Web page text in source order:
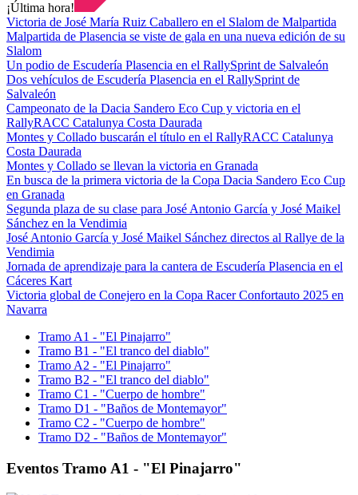
¡Última hora!
Victoria de José María Ruiz Caballero en el Slalom de Malpartida
Malpartida de Plasencia se viste de gala en una nueva edición de su
Slalom
Un podio de Escudería Plasencia en el RallySprint de Salvaleón
Dos vehículos de Escudería Plasencia en el RallySprint de
Salvaleón
Campeonato de la Dacia Sandero Eco Cup y victoria en el
RallyRACC Catalunya Costa Daurada
Montes y Collado buscarán el título en el RallyRACC Catalunya
Costa Daurada
Montes y Collado se llevan la victoria en Granada
En busca de la primera victoria de la Copa Dacia Sandero Eco Cup
en Granada
Segunda plaza de su clase para José Antonio García y José Maikel
Sánchez en la Vendimia
José Antonio García y José Maikel Sánchez directos al Rallye de la
Vendimia
Jornada de aprendizaje para la cantera de Escudería Plasencia en el
Cáceres Kart
Victoria global de Conejero en la Copa Racer Confortauto 2025 en
Navarra
Tramo A1 - "El Pinajarro"
Tramo B1 - "El tranco del diablo"
Tramo A2 - "El Pinajarro"
Tramo B2 - "El tranco del diablo"
Tramo C1 - "Cuerpo de hombre"
Tramo D1 - "Baños de Montemayor"
Tramo C2 - "Cuerpo de hombre"
Tramo D2 - "Baños de Montemayor"
Eventos Tramo A1 - "El Pinajarro"